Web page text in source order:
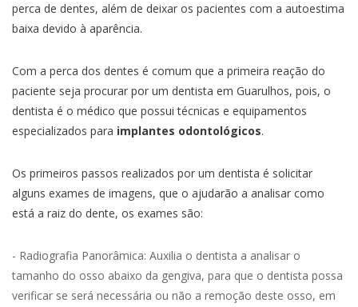
perca de dentes, além de deixar os pacientes com a autoestima
baixa devido à aparência.
Com a perca dos dentes é comum que a primeira reação do
paciente seja procurar por um dentista em Guarulhos, pois, o
dentista é o médico que possui técnicas e equipamentos
especializados para implantes odontológicos.
Os primeiros passos realizados por um dentista é solicitar
alguns exames de imagens, que o ajudarão a analisar como
está a raiz do dente, os exames são:
- Radiografia Panorâmica: Auxilia o dentista a analisar o
tamanho do osso abaixo da gengiva, para que o dentista possa
verificar se será necessária ou não a remoção deste osso, em